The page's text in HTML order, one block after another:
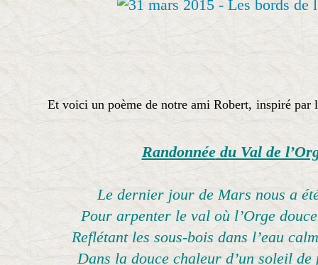
Et voici un poème de notre ami Robert, inspiré par
Randonnéedu Val de
Le dernier jour de Mars nous a
Pour arpenter le val où l’Orge
Reflétant les sous-bois dans l’eau
Dans la douce chaleur d’un soleil de